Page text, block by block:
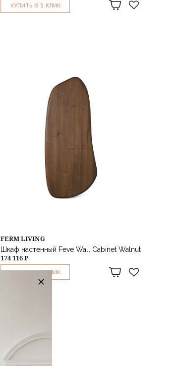
КУПИТЬ В 1 КЛИК
FERM LIVING
Шкаф настенный Feve Wall Cabinet Walnut
174 116 ₽
1 КЛИК